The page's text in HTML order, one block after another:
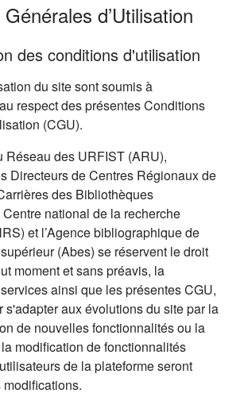
d’Utilisation
des conditions d'utilisation
du site sont soumis à
respect des présentes Conditions
(CGU).
Réseau des URFIST (ARU),
Directeurs de Centres Régionaux de
des Bibliothèques
national de la recherche
et l’Agence bibliographique de
(Abes) se réservent le droit
moment et sans préavis, la
ainsi que les présentes CGU,
s'adapter aux évolutions du site par la
de nouvelles fonctionnalités ou la
modification de fonctionnalités
de la plateforme seront